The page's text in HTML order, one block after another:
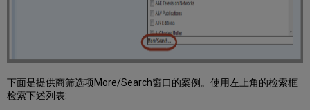
下面是提供商筛选项More/Search窗口的案例。使用左上角的检索框
检索下述列表: